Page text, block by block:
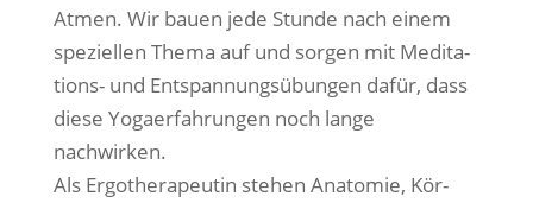
Atmen. Wir bau­en jede Stun­de nach einem
spe­zi­el­len The­ma auf und sor­gen mit Medi­ta­
ti­ons- und Ent­span­nungs­übun­gen dafür, dass
die­se Yoga­er­fah­run­gen noch lan­ge
nachwirken.
Als Ergo­the­ra­peu­tin ste­hen Ana­to­mie, Kör­